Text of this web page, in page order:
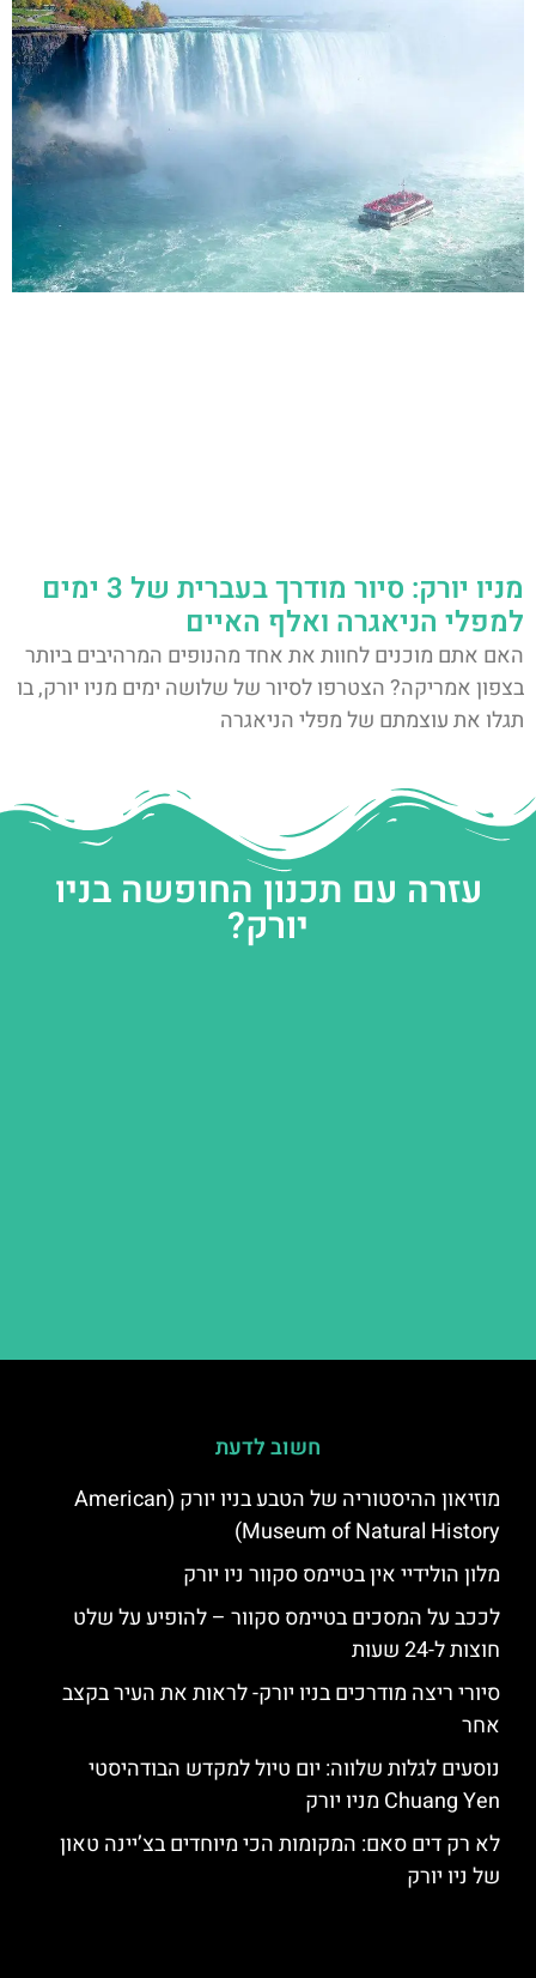
מניו יורק: סיור מודרך בעברית של 3 ימים
למפלי הניאגרה ואלף האיים
האם אתם מוכנים לחוות את אחד מהנופים המרהיבים ביותר
בצפון אמריקה? הצטרפו לסיור של שלושה ימים מניו יורק, בו
תגלו את עוצמתם של מפלי הניאגרה
עזרה עם תכנון החופשה בניו
יורק?
חשוב לדעת
מוזיאון ההיסטוריה של הטבע בניו יורק (American
Museum of Natural History)
מלון הולידיי אין בטיימס סקוור ניו יורק
לככב על המסכים בטיימס סקוור – להופיע על שלט
חוצות ל-24 שעות
סיורי ריצה מודרכים בניו יורק- לראות את העיר בקצב
אחר
נוסעים לגלות שלווה: יום טיול למקדש הבודהיסטי
Chuang Yen מניו יורק
לא רק דים סאם: המקומות הכי מיוחדים בצ’יינה טאון
של ניו יורק